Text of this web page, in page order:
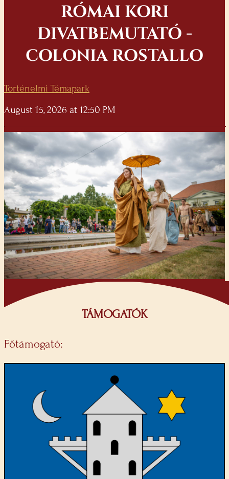
RÓMAI KORI
DIVATBEMUTATÓ -
COLONIA ROSTALLO
Történelmi Témapark
August 15, 2026 at 12:50 PM
TÁMOGATÓK
Főtámogató: